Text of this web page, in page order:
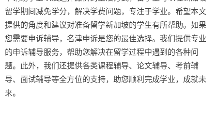
留学期间减免学分，解决学费问题，专注于学业。希望本文
提供的角度和建议对准备留学新加坡的学生有所帮助。如果
您需要申诉辅导，名津申诉是您的最佳选择。我们提供专业
的申诉辅导服务，帮助您解决在留学过程中遇到的各种问
题。此外，我们还提供各类课程辅导、论文辅导、考前辅
导、面试辅导等全方位的支持，助您顺利完成学业，成就未
来。